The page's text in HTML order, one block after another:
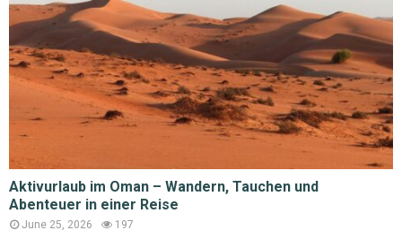
Aktivurlaub im Oman – Wandern, Tauchen und
Abenteuer in einer Reise
June 25, 2026 197